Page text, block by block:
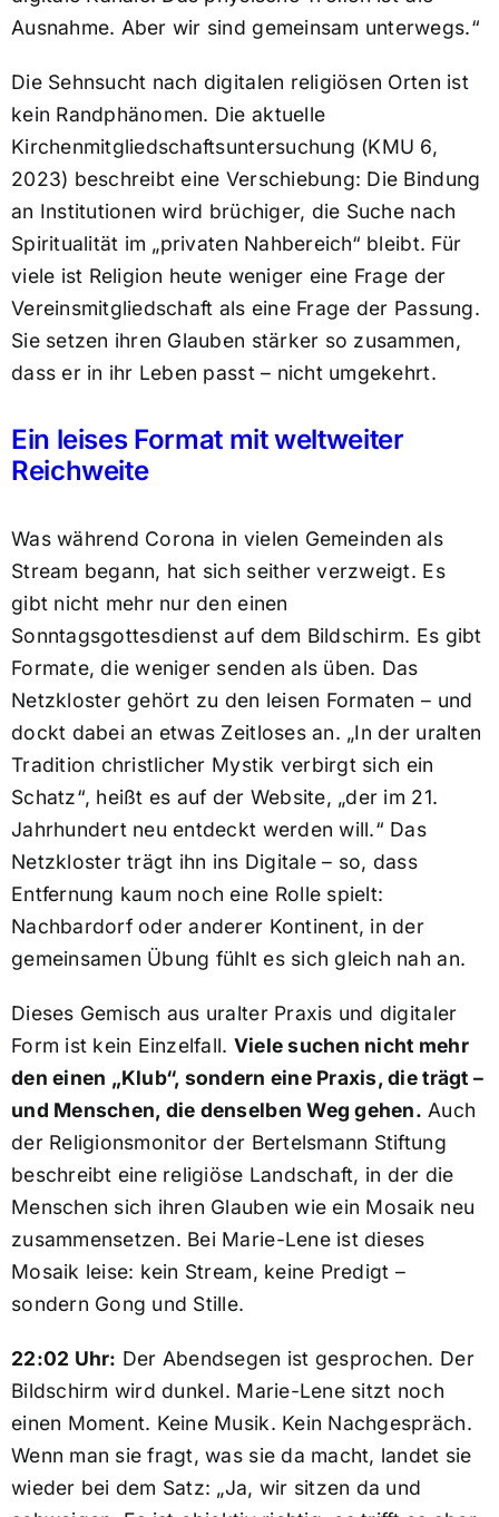
Ausnahme. Aber wir sind gemeinsam unterwegs.“
Die Sehnsucht nach digitalen religiösen Orten ist
kein Randphänomen. Die aktuelle
Kirchenmitgliedschaftsuntersuchung (KMU 6,
2023) beschreibt eine Verschiebung: Die Bindung
an Institutionen wird brüchiger, die Suche nach
Spiritualität im „privaten Nahbereich“ bleibt. Für
viele ist Religion heute weniger eine Frage der
Vereinsmitgliedschaft als eine Frage der Passung.
Sie setzen ihren Glauben stärker so zusammen,
dass er in ihr Leben passt – nicht umgekehrt.
Ein leises Format mit weltweiter
Reichweite
Was während Corona in vielen Gemeinden als
Stream begann, hat sich seither verzweigt. Es
gibt nicht mehr nur den einen
Sonntagsgottesdienst auf dem Bildschirm. Es gibt
Formate, die weniger senden als üben. Das
Netzkloster gehört zu den leisen Formaten – und
dockt dabei an etwas Zeitloses an. „In der uralten
Tradition christlicher Mystik verbirgt sich ein
Schatz“, heißt es auf der Website, „der im 21.
Jahrhundert neu entdeckt werden will.“ Das
Netzkloster trägt ihn ins Digitale – so, dass
Entfernung kaum noch eine Rolle spielt:
Nachbardorf oder anderer Kontinent, in der
gemeinsamen Übung fühlt es sich gleich nah an.
Dieses Gemisch aus uralter Praxis und digitaler
Form ist kein Einzelfall. Viele suchen nicht mehr
den einen „Klub“, sondern eine Praxis, die trägt –
und Menschen, die denselben Weg gehen. Auch
der Religionsmonitor der Bertelsmann Stiftung
beschreibt eine religiöse Landschaft, in der die
Menschen sich ihren Glauben wie ein Mosaik neu
zusammensetzen. Bei Marie-Lene ist dieses
Mosaik leise: kein Stream, keine Predigt –
sondern Gong und Stille.
22:02 Uhr: Der Abendsegen ist gesprochen. Der
Bildschirm wird dunkel. Marie-Lene sitzt noch
einen Moment. Keine Musik. Kein Nachgespräch.
Wenn man sie fragt, was sie da macht, landet sie
wieder bei dem Satz: „Ja, wir sitzen da und